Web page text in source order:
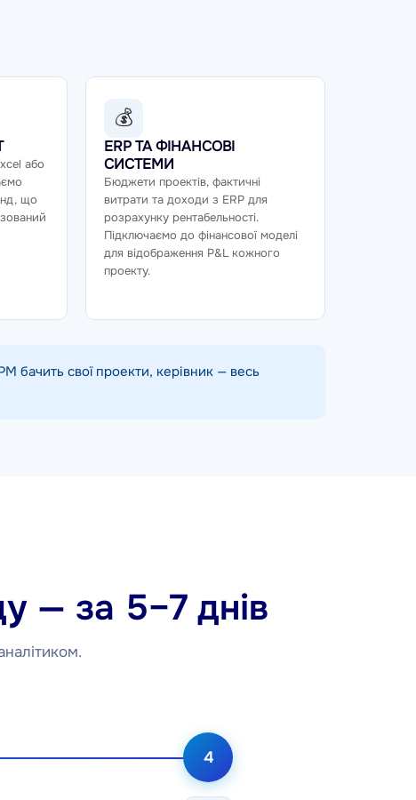
або
що
💰
ERP ТА ФІНАНСОВІ
СИСТЕМИ
Бюджети проектів, фактичні
витрати та доходи з ERP для
розрахунку рентабельності.
Підключаємо до фінансової моделі
для відображення P&L кожного
проекту.
бачить свої проекти, керівник — весь
— за 5–7 днів
4